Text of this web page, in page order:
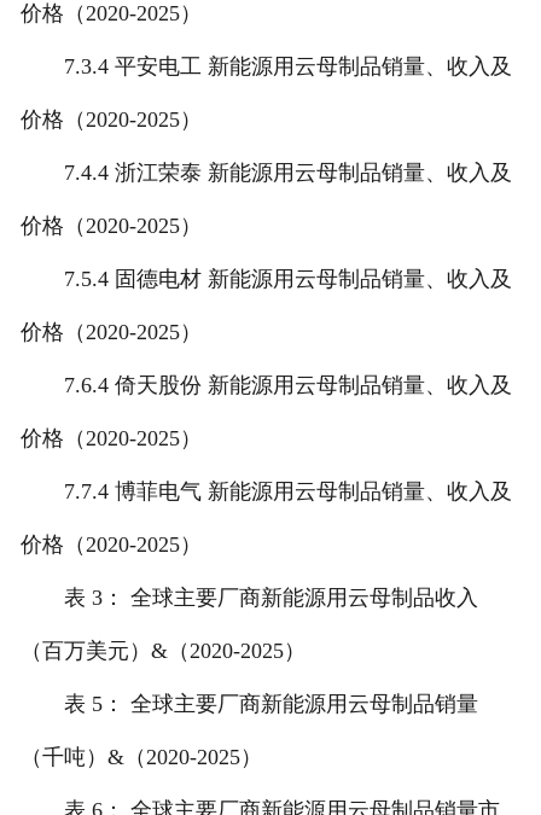
价格（2020-2025）
7.3.4 平安电工 新能源用云母制品销量、收入及
价格（2020-2025）
7.4.4 浙江荣泰 新能源用云母制品销量、收入及
价格（2020-2025）
7.5.4 固德电材 新能源用云母制品销量、收入及
价格（2020-2025）
7.6.4 倚天股份 新能源用云母制品销量、收入及
价格（2020-2025）
7.7.4 博菲电气 新能源用云母制品销量、收入及
价格（2020-2025）
表 3： 全球主要厂商新能源用云母制品收入
（百万美元）&（2020-2025）
表 5： 全球主要厂商新能源用云母制品销量
（千吨）&（2020-2025）